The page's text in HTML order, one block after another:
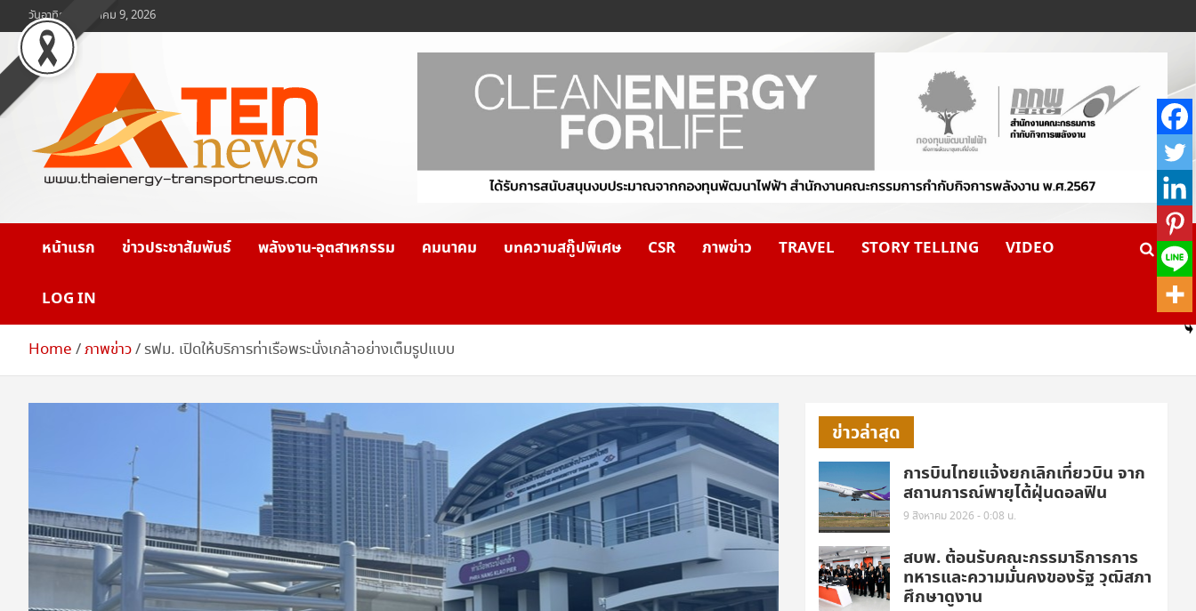
to
content
วันอาทิตย์, สิงหาคม 9, 2026
www.ten-news.com
หน้าแรก ข่าวประชาสัมพันธ์ พลังงาน-อุตสาหกรรม คมนาคม บทความสกู๊ปพิเศษ CSR ภาพข่าว TRAVEL STORY TELLING VIDEO
LOG IN
Home ภาพข่าว รฟม. เปิดให้บริการท่าเรือพระนั่งเกล้าอย่างเต็มรูปแบบ
ข่าวล่าสุด
การบินไทยแจ้งยกเลิกเที่ยวบิน จาก
สถานการณ์พายุไต้ฝุ่นดอลฟิน
9 สิงหาคม 2026 - 0:08 น.
สบพ. ต้อนรับคณะกรรมาธิการการ
ทหารและความมั่นคงของรัฐ วุฒิสภา
ศึกษาดูงาน